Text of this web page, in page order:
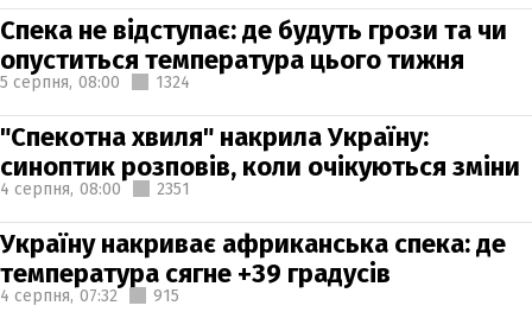
Спека не відступає: де будуть грози та чи
опуститься температура цього тижня
5 серпня, 08:00 1324
"Спекотна хвиля" накрила Україну:
синоптик розповів, коли очікуються зміни
4 серпня, 08:00 2351
Україну накриває африканська спека: де
температура сягне +39 градусів
4 серпня, 07:32 915